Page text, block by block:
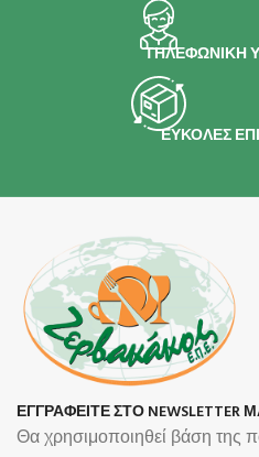
ΤΗΛΕΦΩΝΙΚΗ
ΕΥΚΟΛΕΣ
ΕΓΓΡΑΦΕΙΤΕ ΣΤΟ NEWSLETTER
Θα χρησιμοποιηθεί βάση της